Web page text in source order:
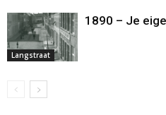
Langstraat
1890 – Je